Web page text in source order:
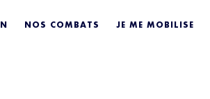
NOS COMBATS JE ME MOBILISE